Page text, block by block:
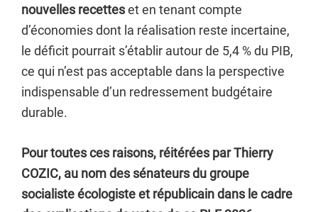
nouvelles recetteset en tenant compte
d’économies dont la réalisation reste incertaine,
le déficit pourrait s’établir autour de 5,4 % du PIB,
ce qui n’est pas acceptable dans la perspective
indispensable d’un redressement budgétaire
durable.
Pour toutes ces raisons, réitérées par Thierry
COZIC, au nom des sénateurs du groupe
socialiste écologiste et républicain dans le cadre